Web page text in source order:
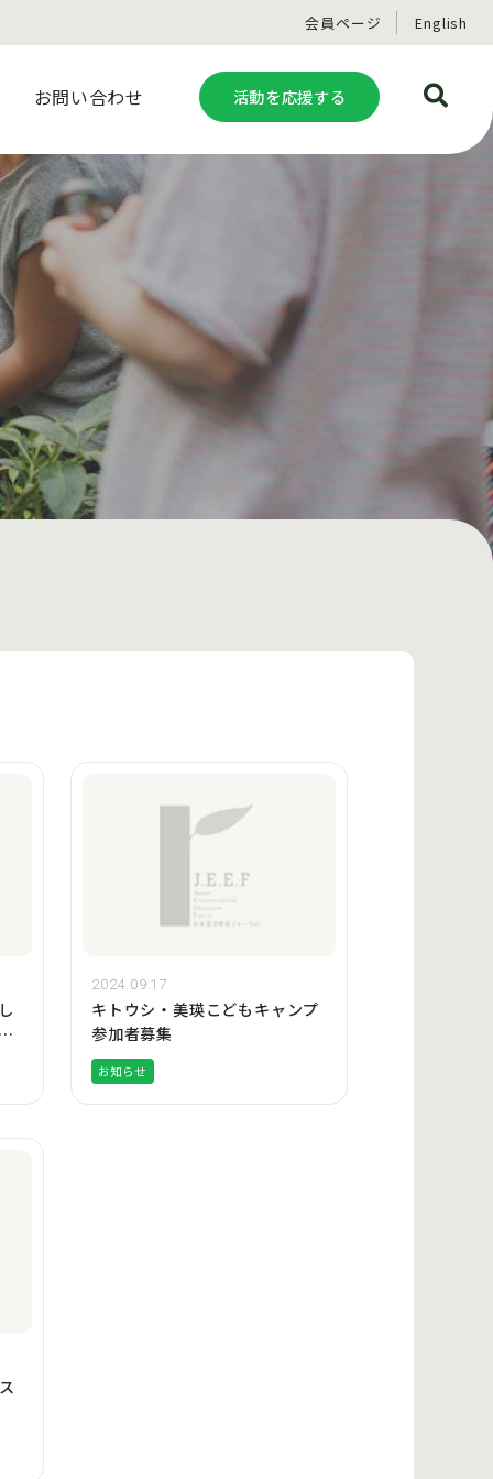
お問い合わせ 活動を応援する
会員ページ English
2024.09.17
キトウシ・美瑛こどもキャンプ
参加者募集
お知らせ